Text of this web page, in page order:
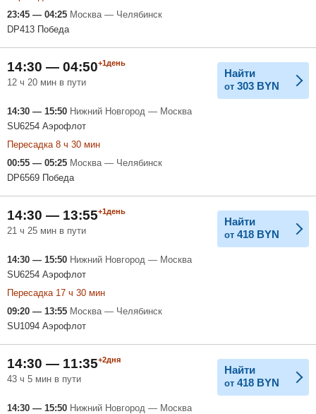
23:45 — 04:25 Москва — Челябинск
DP413 Победа
14:30 — 04:50+1день
12 ч 20 мин в пути
Найти
от 303 BYN
14:30 — 15:50 Нижний Новгород — Москва
SU6254 Аэрофлот
Пересадка 8 ч 30 мин
00:55 — 05:25 Москва — Челябинск
DP6569 Победа
14:30 — 13:55+1день
21 ч 25 мин в пути
Найти
от 418 BYN
14:30 — 15:50 Нижний Новгород — Москва
SU6254 Аэрофлот
Пересадка 17 ч 30 мин
09:20 — 13:55 Москва — Челябинск
SU1094 Аэрофлот
14:30 — 11:35+2дня
43 ч 5 мин в пути
Найти
от 418 BYN
14:30 — 15:50 Нижний Новгород — Москва